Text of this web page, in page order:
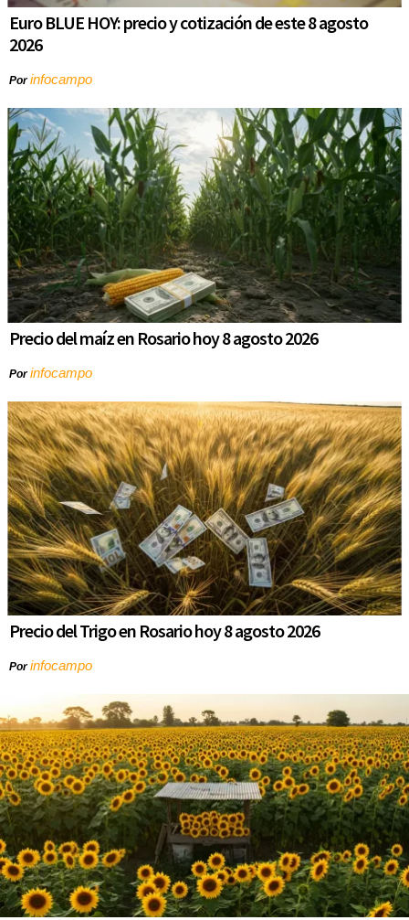
Euro BLUE HOY: precio y cotización de este 8 agosto
2026
Porinfocampo
Precio del maíz en Rosario hoy 8 agosto 2026
Porinfocampo
Precio del Trigo en Rosario hoy 8 agosto 2026
Porinfocampo